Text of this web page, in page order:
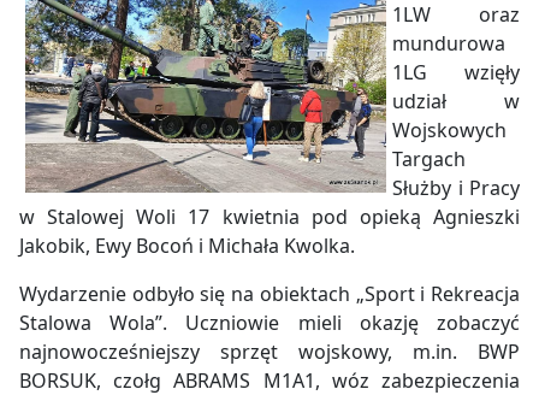
1LW oraz
mundurowa
1LG wzięły
udział w
Wojskowych
Targach
Służby i Pracy
w Stalowej Woli 17 kwietnia pod opieką Agnieszki
Jakobik, Ewy Bocoń i Michała Kwolka.
Wydarzenie odbyło się na obiektach „Sport i Rekreacja
Stalowa Wola”. Uczniowie mieli okazję zobaczyć
najnowocześniejszy sprzęt wojskowy, m.in. BWP
BORSUK, czołg ABRAMS M1A1, wóz zabezpieczenia